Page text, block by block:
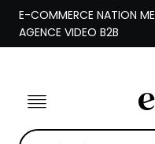
Aller
contenu
E-COMMERCE NATION
AGENCE VIDEO B2B